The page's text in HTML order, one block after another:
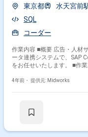
東京都
水天宮前
SQL
コーダー
作業内容 ■概要 広告・人材
ータ連携システムで、SAP
をお任せいたします。 ■作業工程：機能実装調査、詳細設計、実装、テス
4年前・ 提供元: Midworks